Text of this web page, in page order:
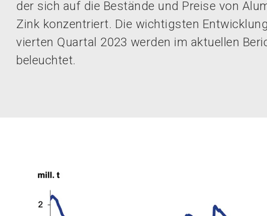
der sich auf die Bestände und Preise von
Zink konzentriert. Die wichtigsten
vierten Quartal 2023 werden im aktuellen
beleuchtet.